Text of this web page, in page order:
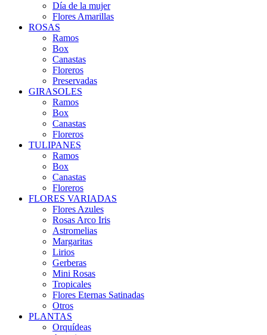
Día de la mujer
Flores Amarillas
ROSAS
Ramos
Box
Canastas
Floreros
Preservadas
GIRASOLES
Ramos
Box
Canastas
Floreros
TULIPANES
Ramos
Box
Canastas
Floreros
FLORES VARIADAS
Flores Azules
Rosas Arco Iris
Astromelias
Margaritas
Lirios
Gerberas
Mini Rosas
Tropicales
Flores Eternas Satinadas
Otros
PLANTAS
Orquídeas